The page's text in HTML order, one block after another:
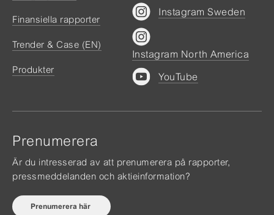
Finansiella rapporter
Trender & Case (EN)
Produkter
Prenumerera
Är du intresserad av att prenumerera på rapporter,
pressmeddelanden och aktieinformation?
Prenumerera här
Instagram Sweden
Instagram North America
YouTube